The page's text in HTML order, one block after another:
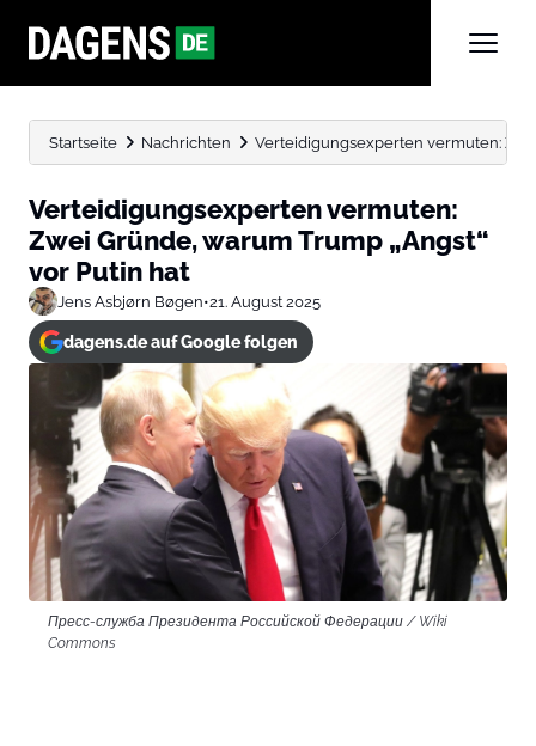
Startseite Nachrichten Verteidigungsexperten vermuten:
Verteidigungsexperten vermuten:
Zwei Gründe, warum Trump „Angst“
vor Putin hat
Jens Asbjørn Bøgen•21. August 2025
dagens.de auf Google folgen
Пресс-служба Президента Российской Федерации / Wiki
Commons